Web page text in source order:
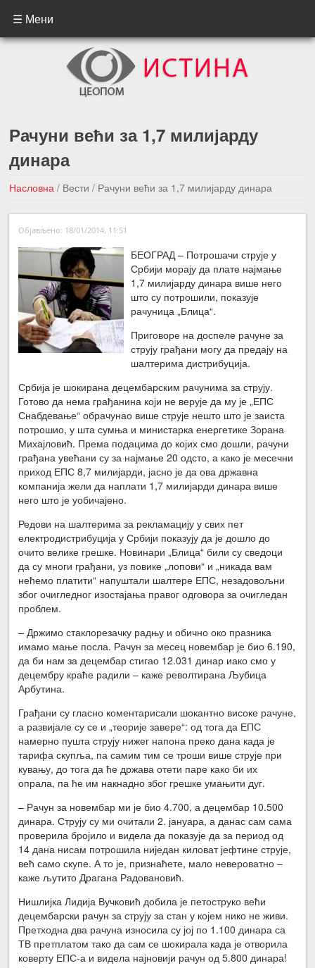
☰ Мени
Рачуни већи за 1,7 милијарду
динара
Насловна / Вести/ Рачуни већи за 1,7 милијарду динара
←Претходна вест
Следећа вест →
Објављено: 18/01/2014, 11:51
БЕОГРАД – Потрошачи струје у
Србији морају да плате најмање
1,7 милијарду динара више него
што су потрошили, показује
рачуница „Блица“.
Приговоре на доспеле рачуне за
струју грађани могу да предају на
шалтерима дистрибуција.
Србија је шокирана децембарским рачунима за струју.
Готово да нема грађанина који не верује да му је „ЕПС
Снабдевање“ обрачунао више струје нешто што је заиста
потрошио, у шта сумња и министарка енергетике Зорана
Михајловић. Према подацима до којих смо дошли, рачуни
грађана увећани су за најмање 20 одсто, а како је месечни
приход ЕПС 8,7 милијарди, јасно је да ова државна
компанија жели да наплати 1,7 милијарди динара више
него што је уобичајено.
Редови на шалтерима за рекламацију у свих пет
електродистрибуција у Србији показују да је дошло до
очито велике грешке. Новинари „Блица“ били су сведоци
да су многи грађани, уз повике „лопови“ и „никада вам
нећемо платити“ напуштали шалтере ЕПС, незадовољни
због очигледног изостајања правог одговора за очигледан
проблем.
– Држимо стаклорезачку радњу и обично око празника
имамо мање посла. Рачун за месец новембар је био 6.190,
да би нам за децембар стигао 12.031 динар иако смо у
децембру краће радили – каже револтирана Љубица
Арбутина.
Грађани су гласно коментарисали шокантно високе рачуне,
а развијале су се и „теорије завере“: од тога да ЕПС
намерно пушта струју нижег напона преко дана када је
тарифа скупља, па самим тим се троши више струје при
кувању, до тога да ће држава отети паре како би их
опрала, па ће им накнадно због грешке умањити дуг.
– Рачун за новембар ми је био 4.700, а децембар 10.500
динара. Струју су ми очитали 2. јануара, а данас сам сама
проверила бројило и видела да показује да за период од
14 дана нисам потрошила ниједан киловат јефтине струје,
већ само скупе. А то је, признаћете, мало невероватно –
каже љутито Драгана Радовановић.
Нишлијка Лидија Вучковић добила је петоструко већи
децембарски рачун за струју за стан у којем нико не живи.
Претходна два рачуна износила су јој по 1.100 динара са
ТВ претплатом тако да сам се шокирала када је отворила
коверту ЕПС-а и видела најновији рачун од 5.800 динара!